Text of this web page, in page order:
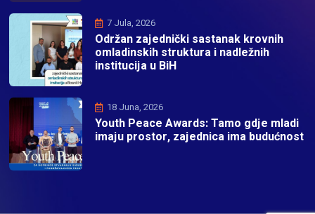
7 Jula, 2026
Održan zajednički sastanak krovnih
omladinskih struktura i nadležnih
institucija u BiH
18 Juna, 2026
Youth Peace Awards: Tamo gdje mladi
imaju prostor, zajednica ima budućnost